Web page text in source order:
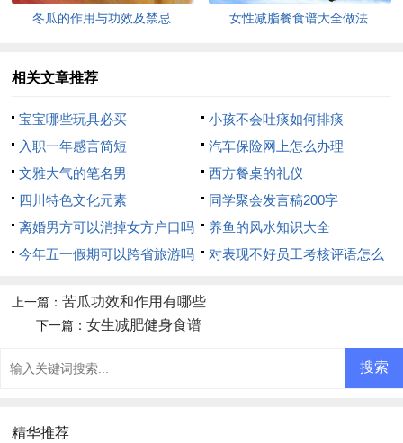
冬瓜的作用与功效及禁忌 女性减脂餐食谱大全做法
相关文章推荐
宝宝哪些玩具必买
小孩不会吐痰如何排痰
入职一年感言简短
汽车保险网上怎么办理
文雅大气的笔名男
西方餐桌的礼仪
四川特色文化元素
同学聚会发言稿200字
离婚男方可以消掉女方户口吗
养鱼的风水知识大全
今年五一假期可以跨省旅游吗
对表现不好员工考核评语怎么
上一篇：苦瓜功效和作用有哪些
下一篇： 女生减肥健身食谱
精华推荐